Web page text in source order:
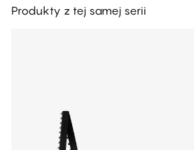
Produkty z tej samej serii